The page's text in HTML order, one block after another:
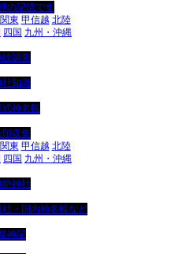
関東 甲信越 北陸
四国 九州・沖縄
関東 甲信越 北陸
四国 九州・沖縄